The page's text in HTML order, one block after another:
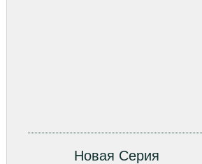
Новая Серия